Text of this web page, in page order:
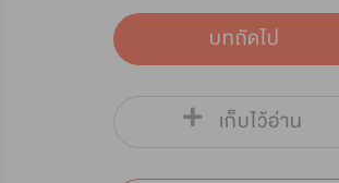
บทถัดไป
เก็บไว้อ่าน